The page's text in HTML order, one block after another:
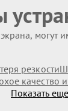
резкости
качество
Показать еще